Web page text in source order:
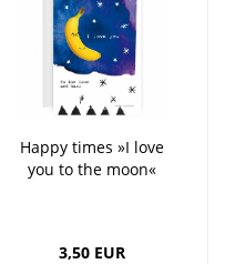
Happy times »I love
you to the moon«
3,50 EUR